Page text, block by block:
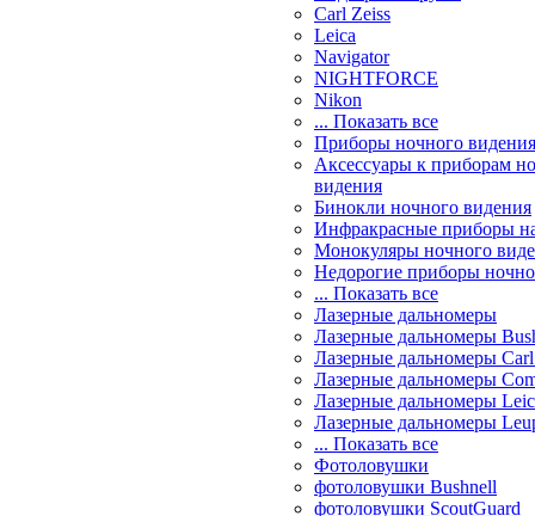
Carl Zeiss
Leica
Navigator
NIGHTFORCE
Nikon
... Показать все
Приборы ночного видения
Аксессуары к приборам
видения
Бинокли ночного видения
Инфракрасные приборы
Монокуляры ночного
Недорогие приборы
... Показать все
Лазерные дальномеры
Лазерные дальномеры
Лазерные дальномеры
Лазерные дальномеры
Лазерные дальномеры
Лазерные дальномеры
... Показать все
Фотоловушки
фотоловушки Bushnell
фотоловушки ScoutGuard